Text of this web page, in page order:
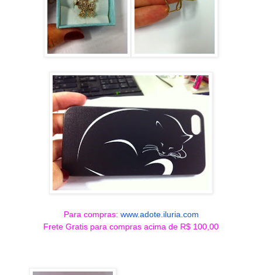
Para compras: www.adote.iluria.com
Frete Gratis para compras acima de R$ 100,00